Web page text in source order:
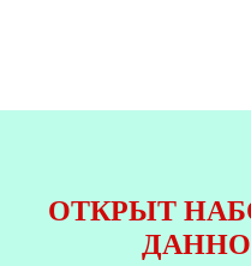
ОТКРЫТ